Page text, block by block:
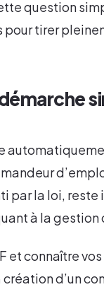
question
tirer
par la loi, reste
à la gestion
et connaître
d’un